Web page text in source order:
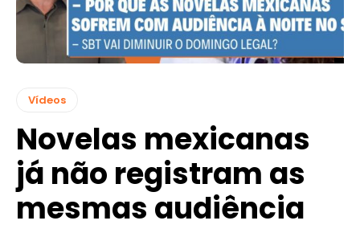
Vídeos
Novelas mexicanas
já não registram as
mesmas audiência